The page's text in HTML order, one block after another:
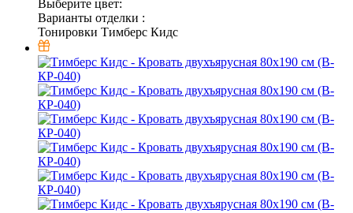
Выберите цвет:
Варианты отделки :
Тонировки Тимберс Кидс